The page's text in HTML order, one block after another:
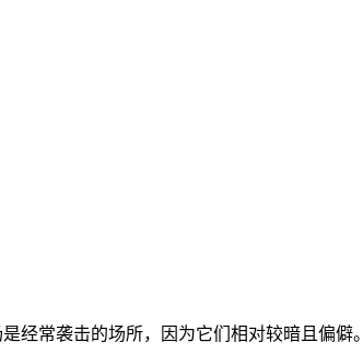
常袭击的场所，因为它们相对较暗且偏僻